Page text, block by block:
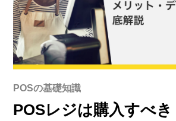
POSの基礎知識
POSレジは購入すべき